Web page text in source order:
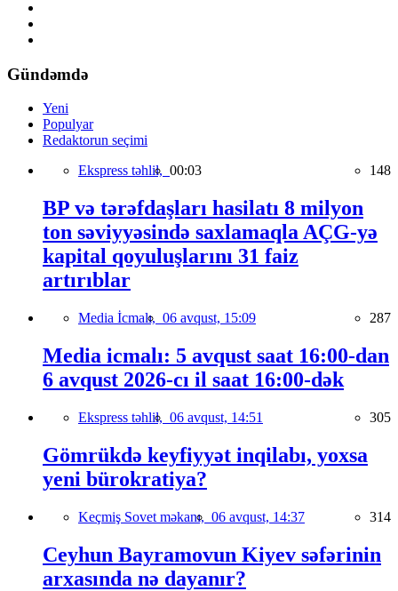
Gündəmdə
Yeni
Populyar
Redaktorun seçimi
Ekspress təhlil, 00:03 148
BP və tərəfdaşları hasilatı 8 milyon
ton səviyyəsində saxlamaqla AÇG-yə
kapital qoyuluşlarını 31 faiz
artırıblar
Media İcmalı, 06 avqust, 15:09 287
Media icmalı: 5 avqust saat 16:00-dan
6 avqust 2026-cı il saat 16:00-dək
Ekspress təhlil, 06 avqust, 14:51 305
Gömrükdə keyfiyyət inqilabı, yoxsa
yeni bürokratiya?
Keçmiş Sovet məkanı, 06 avqust, 14:37 314
Ceyhun Bayramovun Kiyev səfərinin
arxasında nə dayanır?